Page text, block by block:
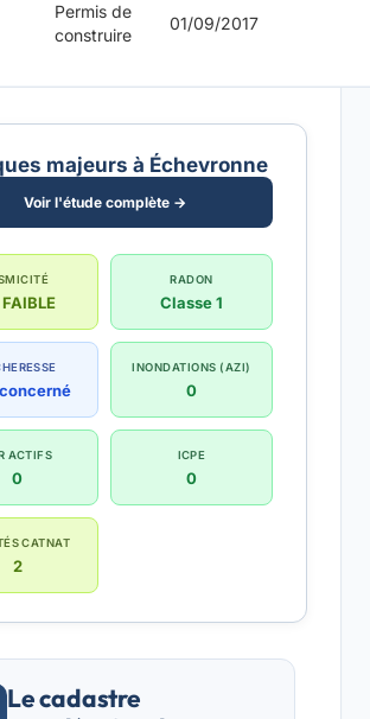
Permis de
construire
01/09/2017
majeurs à Échevronne
Voir l'étude complète →
RADON
Classe 1
INONDATIONS (AZI)
0
ACTIFS
0
ICPE
0
CATNAT
2
Le cadastre